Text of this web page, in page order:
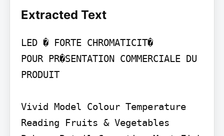
Extracted Text
LED � FORTE CHROMATICIT�
POUR PR�SENTATION COMMERCIALE DU
PRODUIT
Vivid Model Colour Temperature
Reading Fruits & Vegetables